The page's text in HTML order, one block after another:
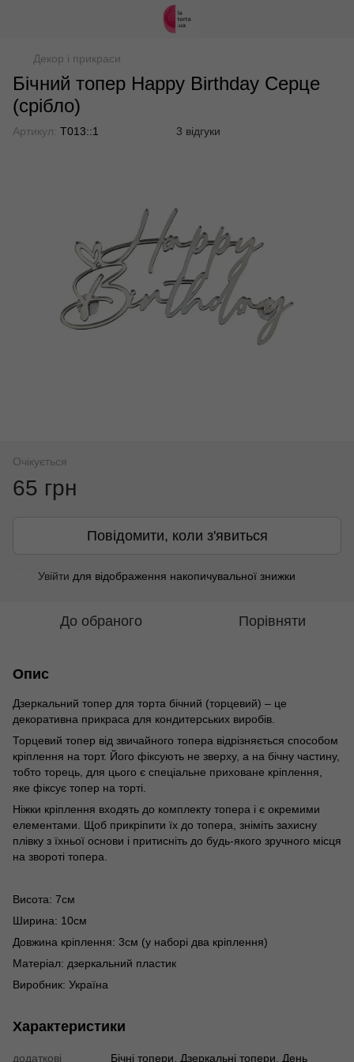
Декор і прикраси
Бічний топер Happy Birthday Серце
(срібло)
Артикул: Т013::1 3 відгуки
Очікується
65 грн
Повідомити, коли з'явиться
Увійти для відображення накопичувальної знижки
До обраного Порівняти
Опис
Дзеркальний топер для торта бічний (торцевий) – це
декоративна прикраса для кондитерських виробів.
Торцевий топер від звичайного топера відрізняється способом
кріплення на торт. Його фіксують не зверху, а на бічну частину,
тобто торець, для цього є спеціальне приховане кріплення,
яке фіксує топер на торті.
Ніжки кріплення входять до комплекту топера і є окремими
елементами. Щоб прикріпити їх до топера, зніміть захисну
плівку з їхньої основи і притисніть до будь-якого зручного місця
на звороті топера.
Висота: 7см
Ширина: 10см
Довжина кріплення: 3см (у наборі два кріплення)
Матеріал: дзеркальний пластик
Виробник: Україна
Характеристики
додаткові
Бічні топери, Дзеркальні топери, День